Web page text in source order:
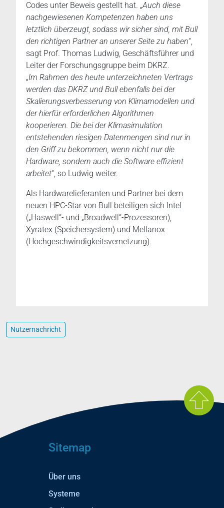
Codes unter Beweis gestellt hat. „Auch diese
nachgewiesenen Kompetenzen haben uns
letztlich überzeugt, sodass wir sicher sind, mit Bull
den richtigen Partner an unserer Seite zu haben“,
sagt Prof. Thomas Ludwig, Geschäftsführer und
Leiter der Forschungsgruppe beim DKRZ.
„Im Rahmen des heute unterzeichneten Vertrags
werden das DKRZ und Bull ebenfalls bei der
Skalierungsverbesserung von Klimamodellen und
der hierfür erforderlichen Algorithmen
kooperieren. Die bei der Klimasimulation
entstehenden riesigen Datenmengen sind nur in
den Griff zu bekommen, wenn nicht nur die
Hardware, sondern auch die Software effizient
arbeitet“, so Ludwig weiter.
Als Hardwarelieferanten und Partner bei dem
neuen HPC-Star von Bull beteiligen sich Intel
(„Haswell“- und „Broadwell“-Prozessoren),
Xyratex (Speichersystem) und Mellanox
(Hochgeschwindigkeitsvernetzung).
Nutzernachricht
Sitemap
Über uns
Systeme